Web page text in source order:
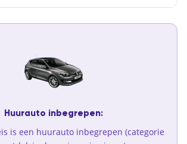
Huurauto inbegrepen:
is een huurauto inbegrepen (categorie